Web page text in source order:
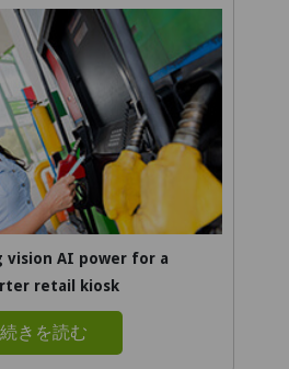
vision AI power for a
retail kiosk
続きを読む